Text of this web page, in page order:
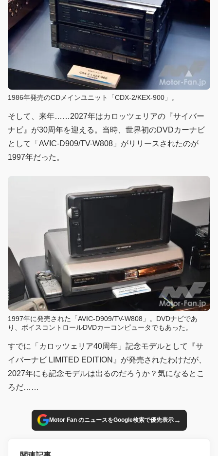
1986年発売のCDメインユニット「CDX-2/KEX-900」。
そして、来年……2027年はカロッツェリアの『サイバー
ナビ』が30周年を迎える。当時、世界初のDVDカーナビ
として「AVIC-D909/TV-W808」がリリースされたのが
1997年だった。
1997年に発売された「AVIC-D909/TV-W808」。DVDナビであ
り、ボイスコントロールDVDカーコンピュータでもあった。
すでに「カロッツェリア40周年」記念モデルとして『サ
イバーナビ LIMITED EDITION』が発売されたわけだが、
2027年にも記念モデルは出るのだろうか？気になるとこ
ろだ……
Motor Fan のニュースをGoogle検索で優先表示→